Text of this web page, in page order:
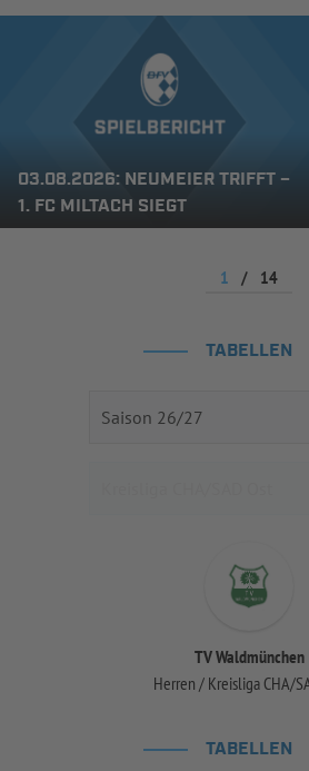
03.08.2026: NEUMEIER TRIFFT –
1. FC MILTACH SIEGT
1 / 14
TABELLEN
TV Waldmünchen
Herren / Kreisliga CHA/
TABELLEN